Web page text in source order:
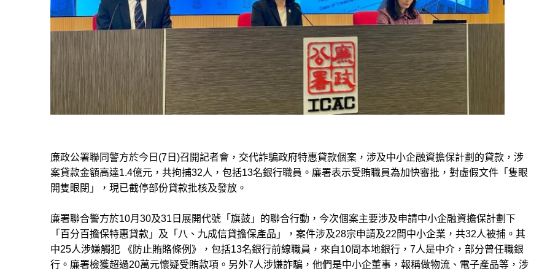
廉政公署聯同警方於今日(7日)召開記者會，交代詐騙政府特惠貸款個案，涉及中小企融資擔保計劃的貸款，涉
案貸款金額高達1.4億元，共拘捕32人，包括13名銀行職員。廉署表示受賄職員為加快審批，對虛假文件「隻眼
開隻眼閉」，現已截停部份貸款批核及發放。
廉署聯合警方於10月30及31日展開代號「旗鼓」的聯合行動，今次個案主要涉及申請中小企融資擔保計劃下
「百分百擔保特惠貸款」及「八、九成信貸擔保產品」，案件涉及28宗申請及22間中小企業，共32人被捕。其
中25人涉嫌觸犯 《防止賄賂條例》，包括13名銀行前線職員，來自10間本地銀行，7人是中介，部分曾任職銀
行。廉署檢獲超過20萬元懷疑受賄款項。另外7人涉嫌詐騙，他們是中小企董事，報稱做物流、電子產品等，涉